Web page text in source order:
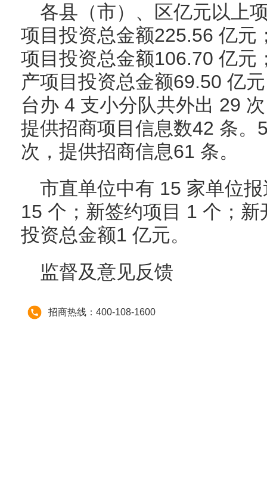
各县（市）、区亿元以上
项目投资总金额225.56 亿元
项目投资总金额106.70 亿元
产项目投资总金额69.50 亿
台办 4 支小分队共外出 29
提供招商项目信息数42 条。
次，提供招商信息61 条。
市直单位中有 15 家单位
15 个；新签约项目 1 个；
投资总金额1 亿元。
监督及意见反馈
招商热线：400-108-1600